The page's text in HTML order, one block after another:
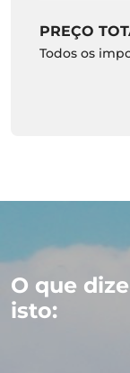
PREÇO
Todos os
O que
isto: